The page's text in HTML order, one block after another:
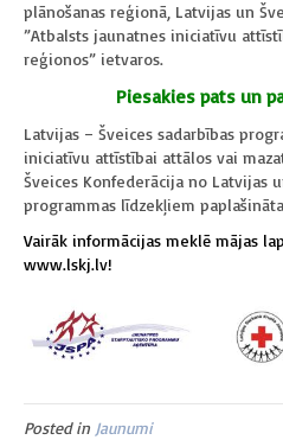
plānošanas reģionā, Latvijas un
”Atbalsts jaunatnes iniciatīvu
reģionos” ietvaros.
Piesakies pats un
Latvijas – Šveices sadarbības
iniciatīvu attīstībai attālos vai
Šveices Konfederācija no Latvijas
programmas līdzekļiem
Vairāk informācijas meklē mājas
www.lskj.lv!
Posted in Jaunumi